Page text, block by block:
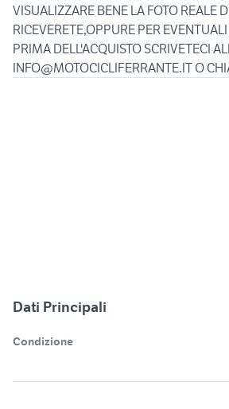
VISUALIZZARE BENE LA FOTO REALE
RICEVERETE,OPPURE PER
PRIMA DELL'ACQUISTO SCRIVETECI
INFO@MOTOCICLIFERRANTE.IT O
Dati Principali
Condizione